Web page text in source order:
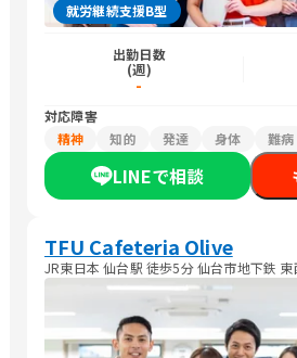
就労継続支援B型
出勤日数
(週)
-
対応障害
精神
知的 発達 身体 難病
LINEで相談
TFU Cafeteria Olive
JR東日本 仙台駅 徒歩5分 仙台市地下鉄